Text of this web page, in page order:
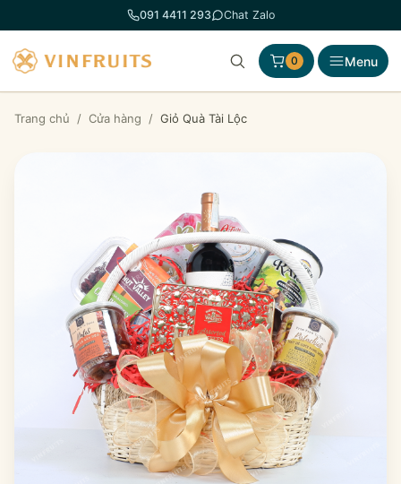
đến
phần
nội
dung
091 4411 293 Chat Zalo
0 Menu
Trang chủ / Cửa hàng / Giỏ Quà Tài Lộc